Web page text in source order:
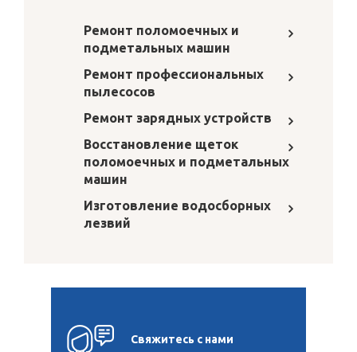
Ремонт поломоечных и
подметальных машин
Ремонт профессиональных
пылесосов
Ремонт зарядных устройств
Восстановление щеток
поломоечных и подметальных
машин
Изготовление водосборных
лезвий
Свяжитесь с нами